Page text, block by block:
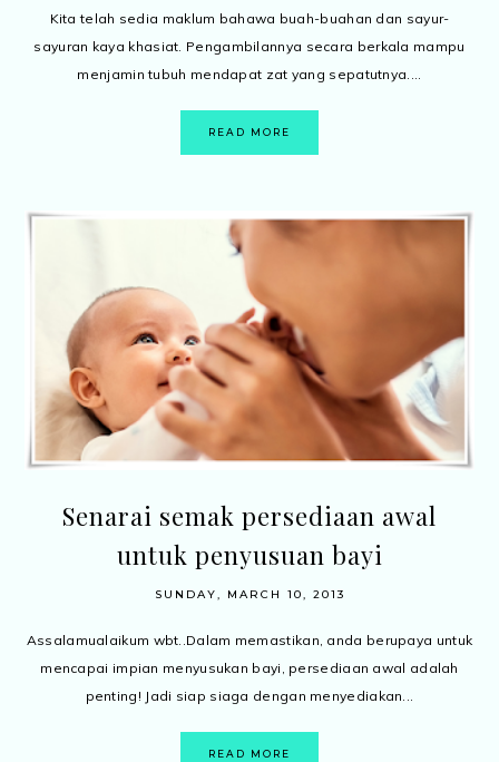
Kita telah sedia maklum bahawa buah-buahan dan sayur-
sayuran kaya khasiat. Pengambilannya secara berkala mampu
menjamin tubuh mendapat zat yang sepatutnya....
READ MORE
Senarai semak persediaan awal
untuk penyusuan bayi
SUNDAY, MARCH 10, 2013
Assalamualaikum wbt..Dalam memastikan, anda berupaya untuk
mencapai impian menyusukan bayi, persediaan awal adalah
penting! Jadi siap siaga dengan menyediakan...
READ MORE